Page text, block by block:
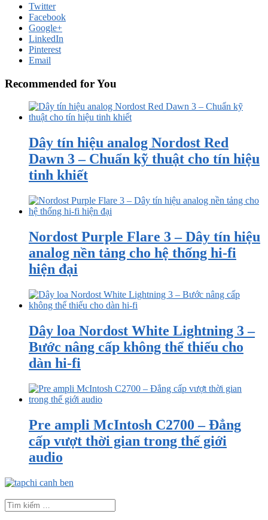
Twitter
Facebook
Google+
LinkedIn
Pinterest
Email
Recommended for You
Dây tín hiệu analog Nordost Red
Dawn 3 – Chuẩn kỹ thuật cho tín hiệu
tinh khiết
Nordost Purple Flare 3 – Dây tín hiệu
analog nền tảng cho hệ thống hi-fi
hiện đại
Dây loa Nordost White Lightning 3 –
Bước nâng cấp không thể thiếu cho
dàn hi-fi
Pre ampli McIntosh C2700 – Đẳng
cấp vượt thời gian trong thế giới
audio